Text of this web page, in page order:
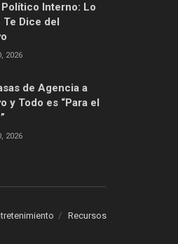
Interno: Lo
Te Dice del
2026
de Agencia a
y Todo es “Para el
2026
Recursos